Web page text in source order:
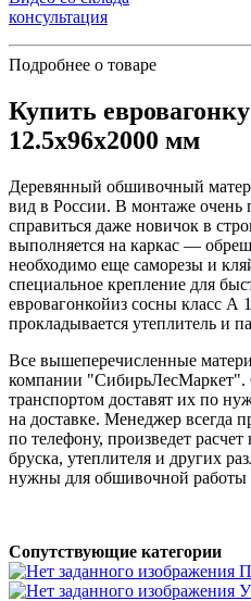
консультация
Подробнее о товаре
Купить
12.5x96x2000 мм
Деревянный обшивочный
вид в России. В монтаже
справиться даже новичок в
выполняется на каркас —
необходимо еще саморезы и
специальное крепление для
евровагонкойиз сосны класс
прокладывается утеплитель и
Все вышеперечисленные
компании
транспортом доставят их по
на доставке. Менеджер всегда
по телефону, произведет
бруска, утеплителя и других
нужны для обшивочной работы
Сопутствующие категории